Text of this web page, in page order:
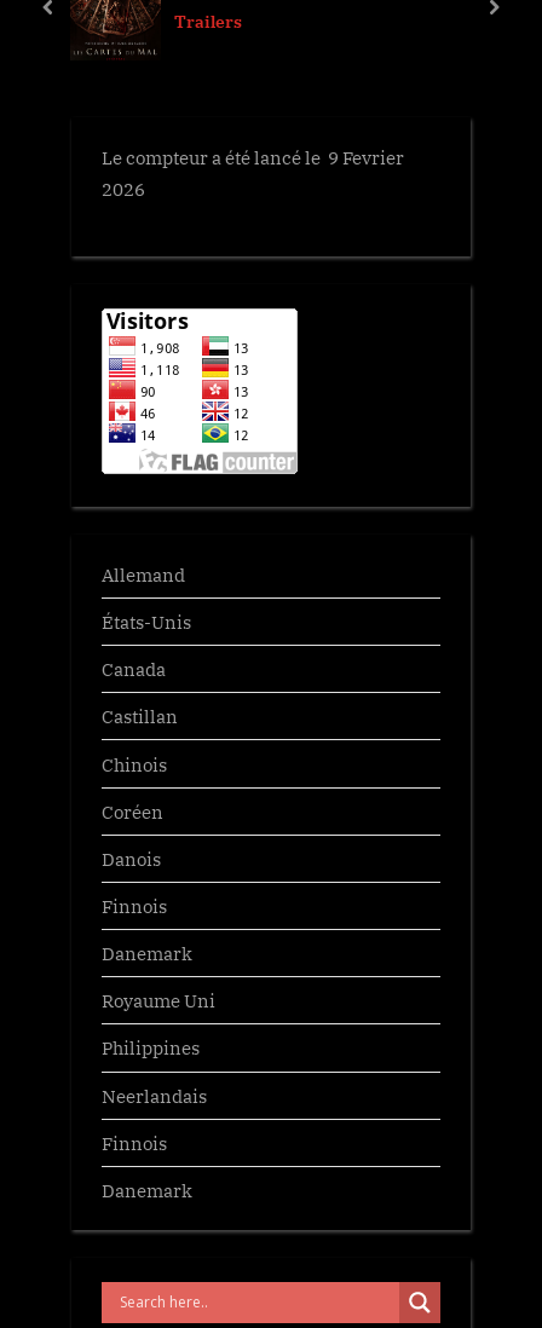
u
Trailers
prev next
Le compteur a été lancé le 9 Fevrier
2026
Allemand
États-Unis
Canada
Castillan
Chinois
Coréen
Danois
Finnois
Danemark
Royaume Uni
Philippines
Neerlandais
Finnois
Danemark